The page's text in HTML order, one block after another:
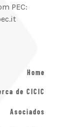
PEC:
Home
de CICIC
Asociados